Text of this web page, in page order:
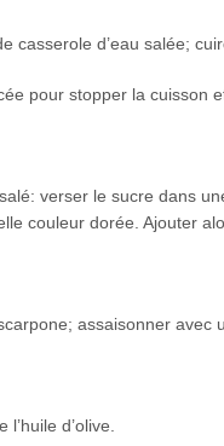
casserole d’eau salée;
pour stopper la cuisson
verser le sucre dans
couleur dorée. Ajouter
assaisonner avec
d’olive.